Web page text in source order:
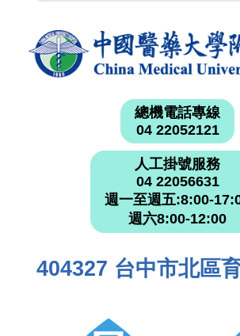
總機電話專線
04 22052121
人工掛號服務
04 22056631
週一至週五:8:00-
週六8:00-12:00
404327 台中市北區